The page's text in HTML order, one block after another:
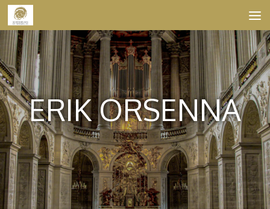
Skip to content
ERIK ORSENNA